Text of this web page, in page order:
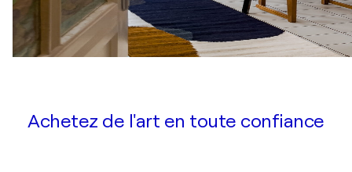
Achetez de l'art en toute confiance